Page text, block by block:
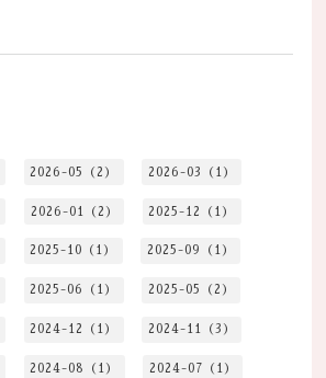
2026-05（2） 2026-03（1）
2026-01（2） 2025-12（1）
2025-10（1） 2025-09（1）
2025-06（1） 2025-05（2）
2024-12（1） 2024-11（3）
2024-08（1） 2024-07（1）